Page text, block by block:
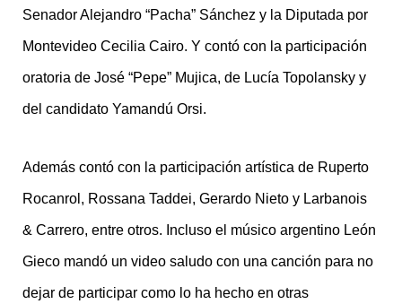
Senador Alejandro “Pacha” Sánchez y la Diputada por
Montevideo Cecilia Cairo. Y contó con la participación
oratoria de José “Pepe” Mujica, de Lucía Topolansky y
del candidato Yamandú Orsi.
Además contó con la participación artística de Ruperto
Rocanrol, Rossana Taddei, Gerardo Nieto y Larbanois
& Carrero, entre otros. Incluso el músico argentino León
Gieco mandó un video saludo con una canción para no
dejar de participar como lo ha hecho en otras